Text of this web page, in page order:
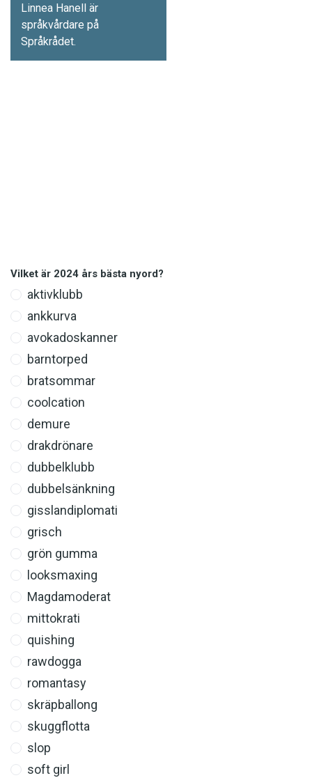
Linnea Hanell är
språkvårdare på
Språkrådet.
Vilket är 2024 års bästa nyord?
aktivklubb
ankkurva
avokadoskanner
barntorped
bratsommar
coolcation
demure
drakdrönare
dubbelklubb
dubbelsänkning
gisslandiplomati
grisch
grön gumma
looksmaxing
Magdamoderat
mittokrati
quishing
rawdogga
romantasy
skräpballong
skuggflotta
slop
soft girl